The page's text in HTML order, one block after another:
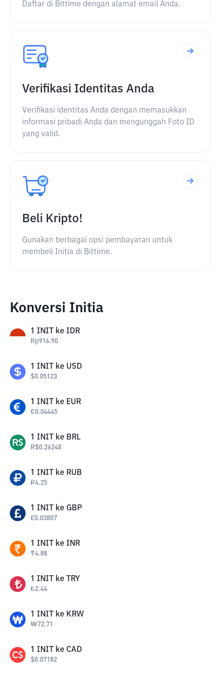
Daftar di Bittime dengan alamat email Anda.
Verifikasi Identitas Anda
Verifikasi identitas Anda dengan memasukkan
informasi pribadi Anda dan mengunggah Foto ID
yang valid.
Beli Kripto!
Gunakan berbagai opsi pembayaran untuk
membeli Initia di Bittime.
Konversi Initia
1 INIT ke IDR
Rp916.90
1 INIT ke USD
$0.05123
1 INIT ke EUR
€0.04445
1 INIT ke BRL
R$0.26248
1 INIT ke RUB
₽4.25
1 INIT ke GBP
£0.03807
1 INIT ke INR
₹4.88
1 INIT ke TRY
₺2.44
1 INIT ke KRW
₩72.71
1 INIT ke CAD
$0.07182